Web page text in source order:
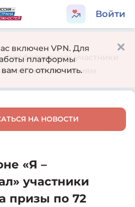
Войти
профессионал» участники
по 72 направлениям
НА НОВОСТИ
«Я –
участники
призы по 72
включен VPN. Для
платформы
его отключить.